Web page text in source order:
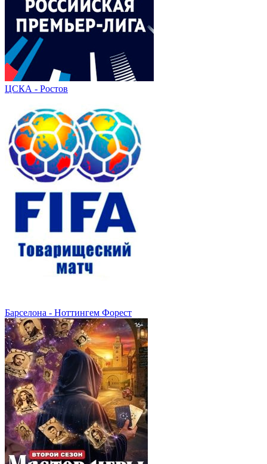
ЦСКА - Ростов
Барселона - Ноттингем Форест